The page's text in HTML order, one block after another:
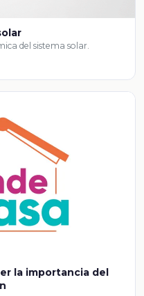
del sistema solar.
la importancia del